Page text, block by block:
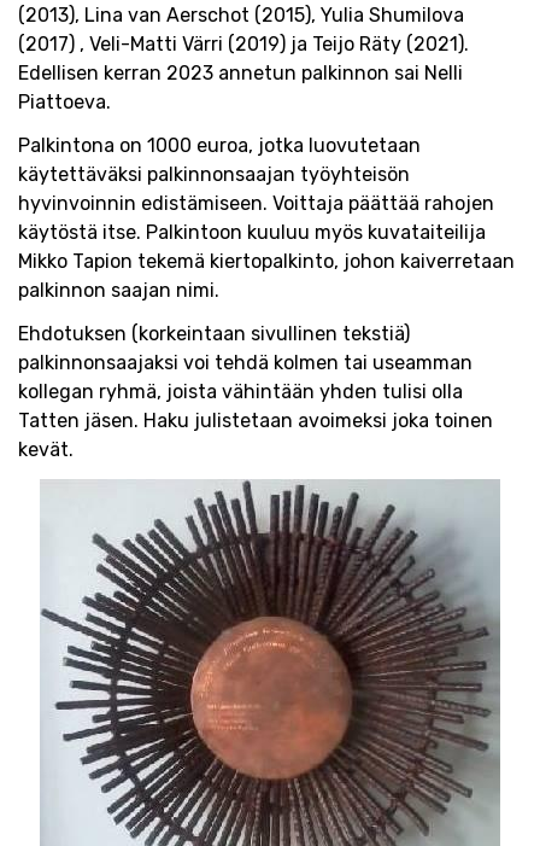
(2013), Lina van Aerschot (2015), Yulia Shumilova
(2017) , Veli-Matti Värri (2019) ja Teijo Räty (2021).
Edellisen kerran 2023 annetun palkinnon sai Nelli
Piattoeva.
Palkintona on 1000 euroa, jotka luovutetaan
käytettäväksi palkinnonsaajan työyhteisön
hyvinvoinnin edistämiseen. Voittaja päättää rahojen
käytöstä itse. Palkintoon kuuluu myös kuvataiteilija
Mikko Tapion tekemä kiertopalkinto, johon kaiverretaan
palkinnon saajan nimi.
Ehdotuksen (korkeintaan sivullinen tekstiä)
palkinnonsaajaksi voi tehdä kolmen tai useamman
kollegan ryhmä, joista vähintään yhden tulisi olla
Tatten jäsen. Haku julistetaan avoimeksi joka toinen
kevät.